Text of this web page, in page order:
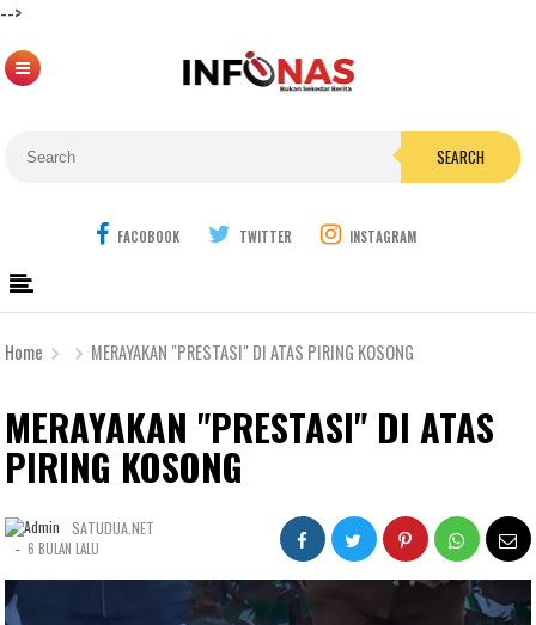
-->
SEARCH
FACOBOOK TWITTER INSTAGRAM
Home MERAYAKAN "PRESTASI" DI ATAS PIRING KOSONG
MERAYAKAN "PRESTASI" DI ATAS
PIRING KOSONG
SATUDUA.NET
- 6 BULAN LALU